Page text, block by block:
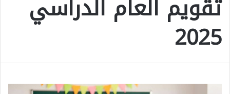
تقويم العام الدراسي
2025